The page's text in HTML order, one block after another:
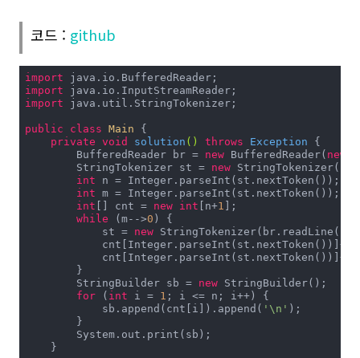
코드 : github
import
import
import java.util.StringTokenizer;
public class Main
{
private void solution () throws Exception {
        BufferedReader br =
new BufferedReader( new
        StringTokenizer st =
new
int n = Integer.parseInt(st.nextToken());
int m = Integer.parseInt(st.nextToken());
int [] cnt = new int [n+1 ];
while (m-->0 ) {
            st =
new StringTokenizer(br.readLine());
            cnt[Integer.parseInt(st.nextToken())]++;
            cnt[Integer.parseInt(st.nextToken())]++;
        }
        StringBuilder sb =
new StringBuilder();
for ( int i = 1 ; i <= n; i++) {
            sb.append(cnt[i]).append(
'\n' );
        }
        System.out.print(sb);
    }